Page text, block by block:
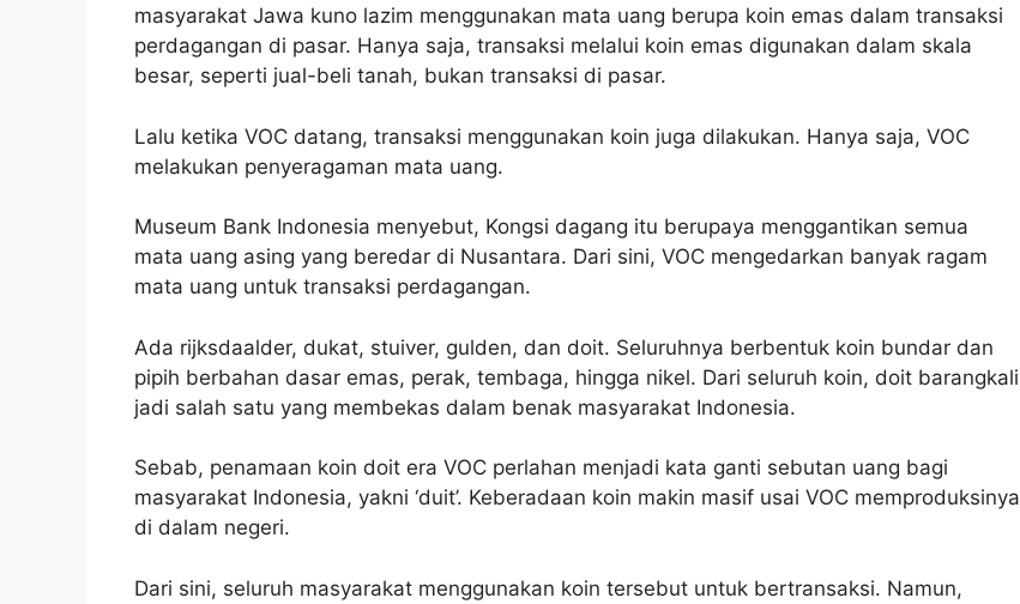
masyarakat Jawa kuno lazim menggunakan mata uang berupa koin emas dalam transaksi
perdagangan di pasar. Hanya saja, transaksi melalui koin emas digunakan dalam skala
besar, seperti jual-beli tanah, bukan transaksi di pasar.
Lalu ketika VOC datang, transaksi menggunakan koin juga dilakukan. Hanya saja, VOC
melakukan penyeragaman mata uang.
Museum Bank Indonesia menyebut, Kongsi dagang itu berupaya menggantikan semua
mata uang asing yang beredar di Nusantara. Dari sini, VOC mengedarkan banyak ragam
mata uang untuk transaksi perdagangan.
Ada rijksdaalder, dukat, stuiver, gulden, dan doit. Seluruhnya berbentuk koin bundar dan
pipih berbahan dasar emas, perak, tembaga, hingga nikel. Dari seluruh koin, doit barangkali
jadi salah satu yang membekas dalam benak masyarakat Indonesia.
Sebab, penamaan koin doit era VOC perlahan menjadi kata ganti sebutan uang bagi
masyarakat Indonesia, yakni ‘duit’. Keberadaan koin makin masif usai VOC memproduksinya
di dalam negeri.
Dari sini, seluruh masyarakat menggunakan koin tersebut untuk bertransaksi. Namun,